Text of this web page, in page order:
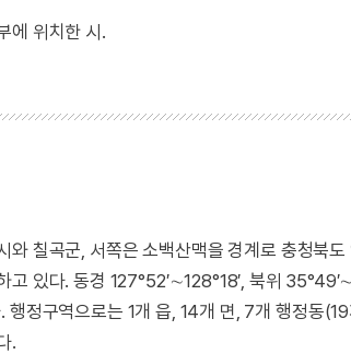
에 위치한 시.
와 칠곡군, 서쪽은 소백산맥을 경계로 충청북
고 있다. 동경 127°52′∼128°18′, 북위
행정구역으로는 1개 읍, 14개 면, 7개 행정동
.